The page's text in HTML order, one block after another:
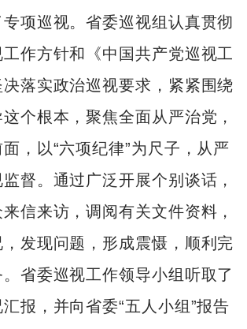
项巡视。省委巡视组认真贯彻
作方针和《中国共产党巡视工
落实政治巡视要求，紧紧围绕
个根本，聚焦全面从严治党，
，以“六项纪律”为尺子，从严
督。通过广泛开展个别谈话，
信来访，调阅有关文件资料，
发现问题，形成震慑，顺利完
省委巡视工作领导小组听取了
报，并向省委“五人小组”报告